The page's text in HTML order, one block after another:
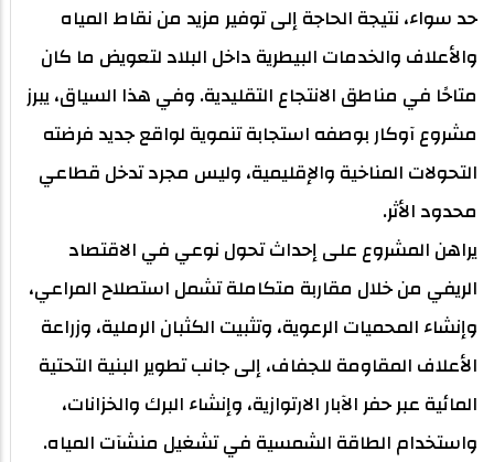
حد سواء، نتيجة الحاجة إلى توفير مزيد من نقاط المياه
والأعلاف والخدمات البيطرية داخل البلاد لتعويض ما كان
متاحًا في مناطق الانتجاع التقليدية. وفي هذا السياق، يبرز
مشروع آوكار بوصفه استجابة تنموية لواقع جديد فرضته
التحولات المناخية والإقليمية، وليس مجرد تدخل قطاعي
محدود الأثر.
يراهن المشروع على إحداث تحول نوعي في الاقتصاد
الريفي من خلال مقاربة متكاملة تشمل استصلاح المراعي،
وإنشاء المحميات الرعوية، وتثبيت الكثبان الرملية، وزراعة
الأعلاف المقاومة للجفاف، إلى جانب تطوير البنية التحتية
المائية عبر حفر الآبار الارتوازية، وإنشاء البرك والخزانات،
واستخدام الطاقة الشمسية في تشغيل منشآت المياه.